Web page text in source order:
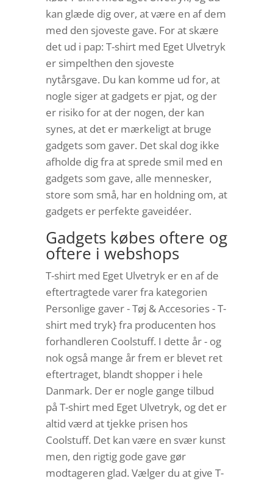
kan glæde dig over, at være en af dem
med den sjoveste gave. For at skære
det ud i pap: T-shirt med Eget Ulvetryk
er simpelthen den sjoveste
nytårsgave. Du kan komme ud for, at
nogle siger at gadgets er pjat, og der
er risiko for at der nogen, der kan
synes, at det er mærkeligt at bruge
gadgets som gaver. Det skal dog ikke
afholde dig fra at sprede smil med en
gadgets som gave, alle mennesker,
store som små, har en holdning om, at
gadgets er perfekte gaveidéer.
Gadgets købes oftere og
oftere i webshops
T-shirt med Eget Ulvetryk er en af de
eftertragtede varer fra kategorien
Personlige gaver - Tøj & Accesories - T-
shirt med tryk} fra producenten hos
forhandleren Coolstuff. I dette år - og
nok også mange år frem er blevet ret
eftertraget, blandt shopper i hele
Danmark. Der er nogle gange tilbud
på T-shirt med Eget Ulvetryk, og det er
altid værd at tjekke prisen hos
Coolstuff. Det kan være en svær kunst
men, den rigtig gode gave gør
modtageren glad. Vælger du at give T-